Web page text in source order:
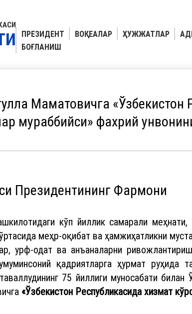
ПРЕЗИДЕНТ ВОҚЕАЛАР ҲУЖЖАТЛАР
БОҒЛАНИШ
Маматовичга «Ўзбекистон
мураббийси» фахрий
Президентининг Фармони
кўп йиллик самарали
меҳр-оқибат ва ҳамжиҳатликни
урф-одат ва анъаналарни
қадриятларга ҳурмат руҳида
75 йиллиги муносабати
«Ўзбекистон Республикасида хизмат